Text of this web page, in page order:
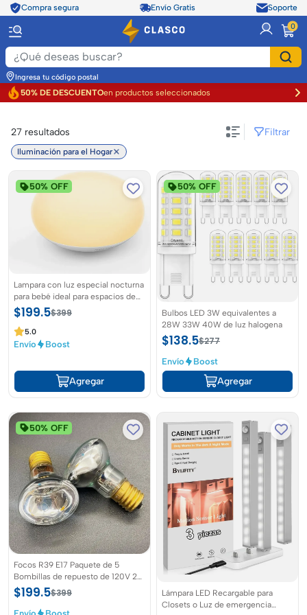
Compra segura Envío Gratis Soporte
0
Ingresa tu código postal
50% DE DESCUENTOen productos seleccionados
27 resultados Filtrar
Iluminación para el Hogar
50% OFF
Lampara con luz especial nocturna
para bebé ideal para espacios de
recamara y salas
$199.5$399
5.0
Envío Boost
Agregar
50% OFF
Bulbos LED 3W equivalentes a
28W 33W 40W de luz halogena
$138.5$277
Envío Boost
Agregar
50% OFF
Focos R39 E17 Paquete de 5
Bombillas de repuesto de 120V 25
W ideal para lámpara de
movimiento líquido de 13 pulgadas
$199.5$399
Lámpara LED Recargable para
Closets o Luz de emergencia